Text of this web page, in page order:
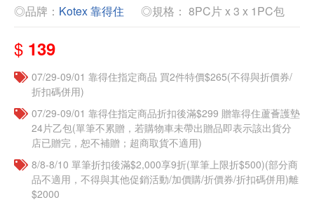
◎品牌： Kotex 靠得住 ◎規格： 8PC片 x 3 x 1PC包
$ 139
07/29-09/01 靠得住指定商品 買2件特價$265(不得與折價券/
折扣碼併用)
07/29-09/01 靠得住指定商品折扣後滿$299 贈靠得住蘆薈護墊
24片乙包(單筆不累贈，若購物車未帶出贈品即表示該出貨分
店已贈完，恕不補贈；超商取貨不適用)
8/8-8/10 單筆折扣後滿$2,000享9折(單筆上限折$500)(部分商
品不適用，不得與其他促銷活動/加價購/折價券/折扣碼併用)離
$2000